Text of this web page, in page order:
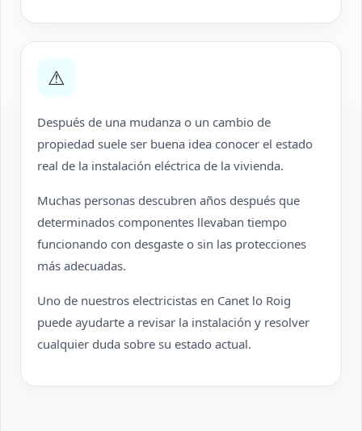
⚠
Después de una mudanza o un cambio de
propiedad suele ser buena idea conocer el estado
real de la instalación eléctrica de la vivienda.
Muchas personas descubren años después que
determinados componentes llevaban tiempo
funcionando con desgaste o sin las protecciones
más adecuadas.
Uno de nuestros electricistas en Canet lo Roig
puede ayudarte a revisar la instalación y resolver
cualquier duda sobre su estado actual.